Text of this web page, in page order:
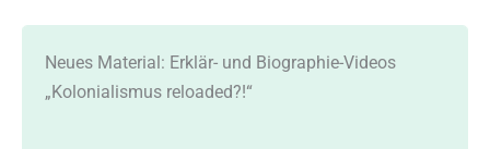
Neues Material: Erklär- und Biographie-Videos
„Kolonialismus reloaded?!“